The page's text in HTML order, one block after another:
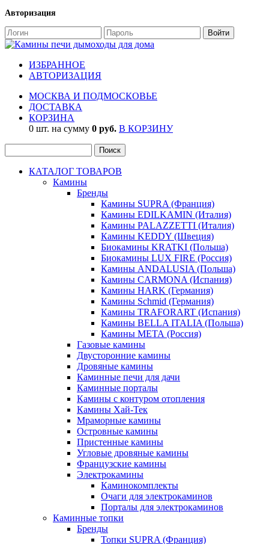
Авторизация
ИЗБРАННОЕ
АВТОРИЗАЦИЯ
МОСКВА И ПОДМОСКОВЬЕ
ДОСТАВКА
КОРЗИНА
0 шт. на сумму 0 руб. В КОРЗИНУ
КАТАЛОГ ТОВАРОВ
Камины
Бренды
Камины SUPRA (Франция)
Камины EDILKAMIN (Италия)
Камины PALAZZETTI (Италия)
Камины KEDDY (Швеция)
Биокамины KRATKI (Польша)
Биокамины LUX FIRE (Россия)
Камины ANDALUSIA (Польша)
Камины CARMONA (Испания)
Камины HARK (Германия)
Камины Schmid (Германия)
Камины TRAFORART (Испания)
Камины BELLA ITALIA (Польша)
Камины МЕТА (Россия)
Газовые камины
Двусторонние камины
Дровяные камины
Каминные печи для дачи
Каминные порталы
Камины с контуром отопления
Камины Хай-Тек
Мраморные камины
Островные камины
Пристенные камины
Угловые дровяные камины
Французские камины
Электрокамины
Каминокомплекты
Очаги для электрокаминов
Порталы для электрокаминов
Каминные топки
Бренды
Топки SUPRA (Франция)